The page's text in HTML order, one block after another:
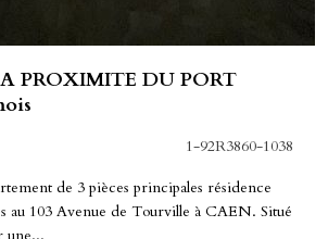
PROXIMITE DU PORT
1-92R3860-1038
de 3 pièces principales résidence
au 103 Avenue de Tourville à CAEN. Situé
une...